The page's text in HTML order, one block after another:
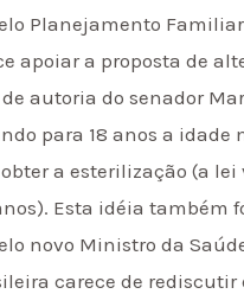
Planejamento
apoiar a proposta de
de autoria do senador
para 18 anos a idade
a esterilização (a lei
Esta idéia também
novo Ministro da
carece de rediscutir